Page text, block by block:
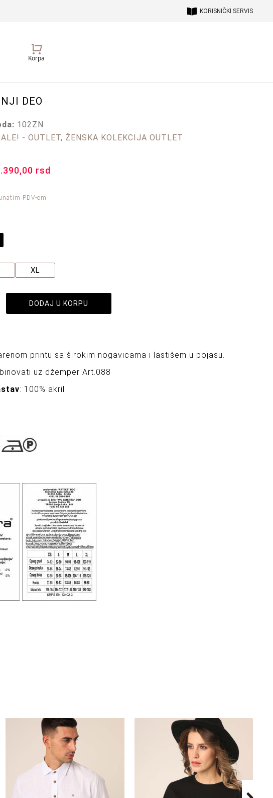
KORISNIČKI SERVIS
Vaš
nalog
Korpa
DEO
102ZN
- OUTLET, ŽENSKA KOLEKCIJA OUTLET
rsd
PDV-om
XL
DODAJ U KORPU
printu sa širokim nogavicama i lastišem u pojasu.
uz džemper Art.088
: 100% akril